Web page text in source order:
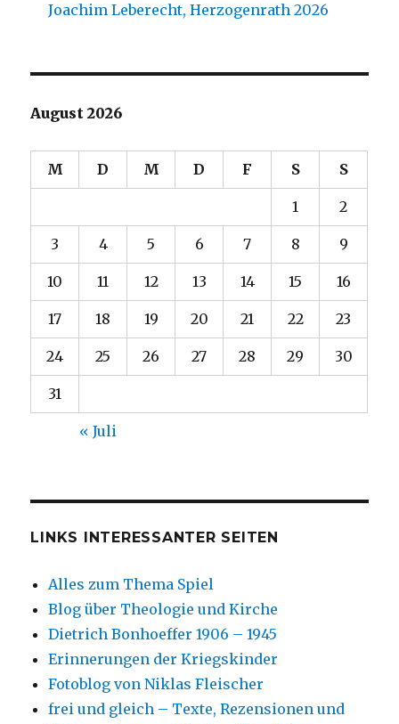
Joachim Leberecht, Herzogenrath 2026
August 2026
M D M D F S S
1 2
3 4 5 6 7 8 9
10 11 12 13 14 15 16
17 18 19 20 21 22 23
24 25 26 27 28 29 30
31
« Juli
LINKS INTERESSANTER SEITEN
Alles zum Thema Spiel
Blog über Theologie und Kirche
Dietrich Bonhoeffer 1906 – 1945
Erinnerungen der Kriegskinder
Fotoblog von Niklas Fleischer
frei und gleich – Texte, Rezensionen und